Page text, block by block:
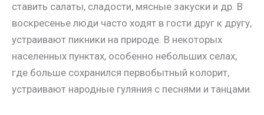
ставить салаты, сладости, мясные закуски и др. В
воскресенье люди часто ходят в гости друг к другу,
устраивают пикники на природе. В некоторых
населенных пунктах, особенно небольших селах,
где больше сохранился первобытный колорит,
устраивают народные гуляния с песнями и танцами.